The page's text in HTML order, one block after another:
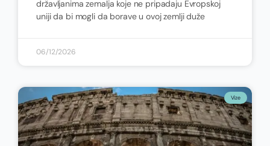
državljanima zemalja koje ne pripadaju Evropskoj
uniji da bi mogli da borave u ovoj zemlji duže
06/12/2026
Vize